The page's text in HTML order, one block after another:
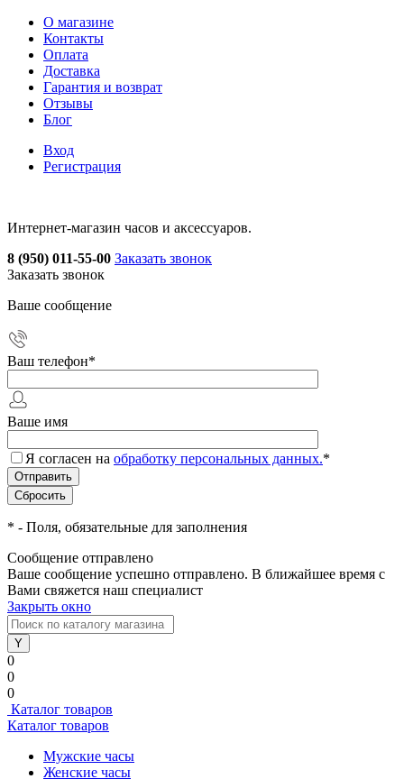
О магазине
Контакты
Оплата
Доставка
Гарантия и возврат
Отзывы
Блог
Вход
Регистрация
Интернет-магазин часов и аксессуаров.
8 (950) 011-55-00 Заказать звонок
Заказать звонок
Ваше сообщение
Ваш телефон*
Ваше имя
Я согласен на обработку персональных данных.*
* - Поля, обязательные для заполнения
Сообщение отправлено
Ваше сообщение успешно отправлено. В ближайшее время с
Вами свяжется наш специалист
Закрыть окно
0
0
0
Каталог товаров
Каталог товаров
Мужские часы
Женские часы